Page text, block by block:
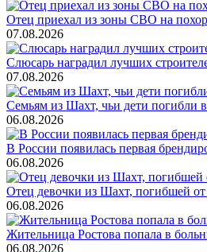
Отец приехал из зоны СВО на
07.08.2026
Слюсарь наградил лучших
07.08.2026
Семьям из Шахт, чьи дети погибли
06.08.2026
В России появилась первая
06.08.2026
Отец девочки из Шахт, погибшей
06.08.2026
Жительница Ростова попала в
06.08.2026